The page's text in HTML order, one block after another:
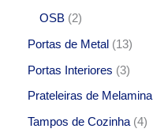
OSB 2
Portas de Metal 13
Portas Interiores 3
Prateleiras de Melamina
Tampos de Cozinha 4